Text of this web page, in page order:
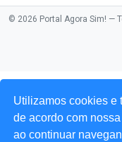
Utilizamos cookies e
de acordo com
ao continuar
© 2026 Portal Agora Sim! —